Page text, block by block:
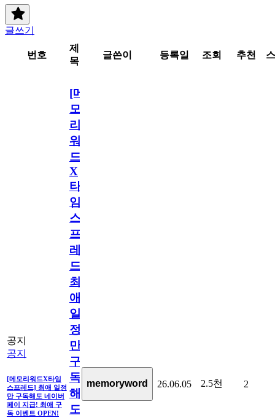
글쓰기
번호
제
목
글쓴이 등록일 조회 추천
공지
공지
[메모리워드X타임
스프레드] 최애 일정
만 구독해도 네이버
페이 지급! 최애 구
독 이벤트 OPEN!
[메
모
리
워
드
X
타
임
스
프
레
드]
최
애
일
정
만
구
독
해
도
memoryword 26.06.05 2.5천 2